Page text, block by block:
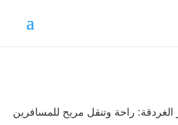
راحة وتنقل مريح للمسافرين